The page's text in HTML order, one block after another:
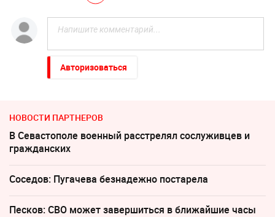
Авторизоваться
НОВОСТИ ПАРТНЕРОВ
В Севастополе военный расстрелял сослуживцев и
гражданских
Соседов: Пугачева безнадежно постарела
Песков: СВО может завершиться в ближайшие часы